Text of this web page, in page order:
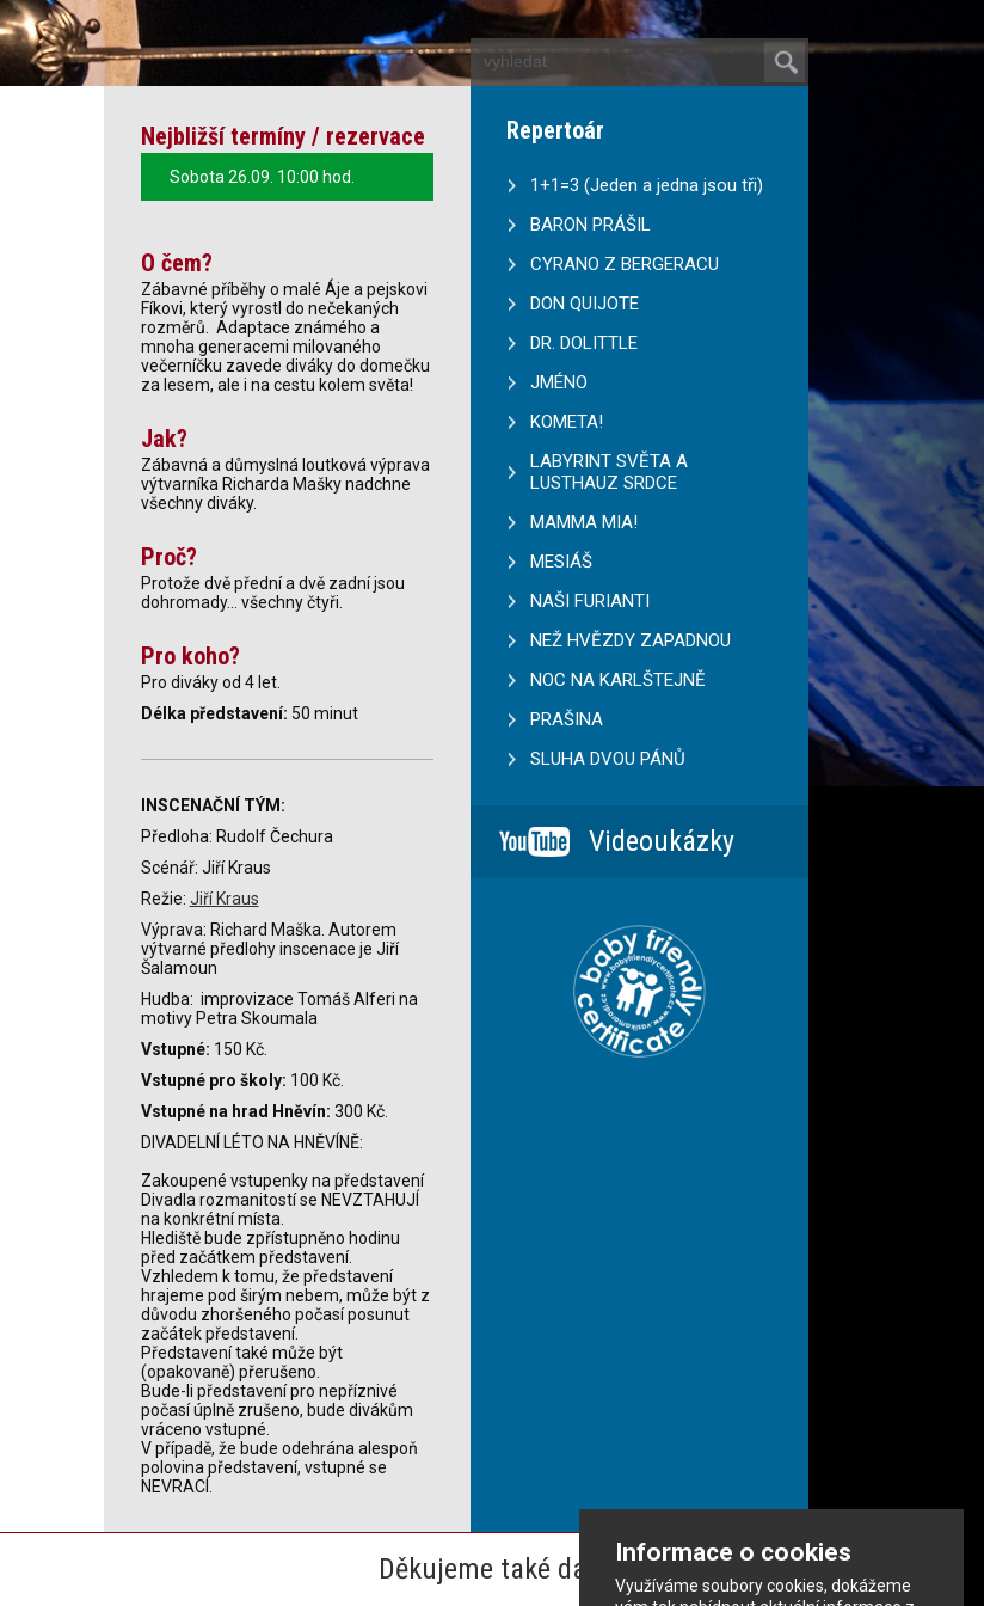
Informace o cookies
Využíváme soubory cookies, dokážeme
Nejbližší termíny / rezervace
Sobota 26.09. 10:00 hod.
O čem?
Zábavné příběhy o malé Áje a pejskovi
Fíkovi, který vyrostl do nečekaných
rozměrů. Adaptace známého a
mnoha generacemi milovaného
večerníčku zavede diváky do domečku
za lesem, ale i na cestu kolem světa!
Jak?
Zábavná a důmyslná loutková výprava
výtvarníka Richarda Mašky nadchne
všechny diváky.
Proč?
Protože dvě přední a dvě zadní jsou
dohromady... všechny čtyři.
Pro koho?
Pro diváky od 4 let.
Délka představení: 50 minut
INSCENAČNÍ TÝM:
Předloha: Rudolf Čechura
Scénář: Jiří Kraus
Režie: Jiří Kraus
Výprava: Richard Maška. Autorem
výtvarné předlohy inscenace je Jiří
Šalamoun
Hudba: improvizace Tomáš Alferi na
motivy Petra Skoumala
Vstupné: 150 Kč.
Vstupné pro školy: 100 Kč.
Vstupné na hrad Hněvín: 300 Kč.
DIVADELNÍ LÉTO NA HNĚVÍNĚ:
Zakoupené vstupenky na představení
Divadla rozmanitostí se NEVZTAHUJÍ
na konkrétní místa.
Hlediště bude zpřístupněno hodinu
před začátkem představení.
Vzhledem k tomu, že představení
hrajeme pod širým nebem, může být z
důvodu zhoršeného počasí posunut
začátek představení.
Představení také může být
(opakovaně) přerušeno.
Bude-li představení pro nepříznivé
počasí úplně zrušeno, bude divákům
vráceno vstupné.
V případě, že bude odehrána alespoň
polovina představení, vstupné se
NEVRACÍ.
Repertoár
1+1=3 (Jeden a jedna jsou tři)
BARON PRÁŠIL
CYRANO Z BERGERACU
DON QUIJOTE
DR. DOLITTLE
JMÉNO
KOMETA!
LABYRINT SVĚTA A
LUSTHAUZ SRDCE
MAMMA MIA!
MESIÁŠ
NAŠI FURIANTI
NEŽ HVĚZDY ZAPADNOU
NOC NA KARLŠTEJNĚ
PRAŠINA
SLUHA DVOU PÁNŮ
Videoukázky
Děkujeme také dalším partnerům